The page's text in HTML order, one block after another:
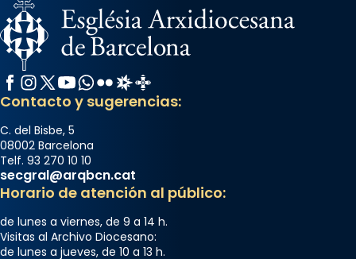
Facebook
Instagram
X / Twitter
YouTube
WhatsApp
FlickrRadio Estel
Catalunya Cristiana
Contacto y sugerencias:
C. del Bisbe, 5
08002 Barcelona
Telf. 93 270 10 10
secgral@arqbcn.cat
Horario de atención al público:
de lunes a viernes, de 9 a 14 h.
Visitas al Archivo Diocesano:
de lunes a jueves, de 10 a 13 h.